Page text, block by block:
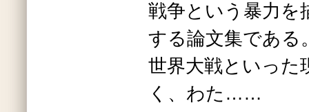
戦争という暴力を
する論文集である
世界大戦といった
く、わた……